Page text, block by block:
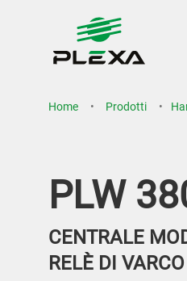
Home Prodotti
PLW
CENTRALE
RELÈ DI